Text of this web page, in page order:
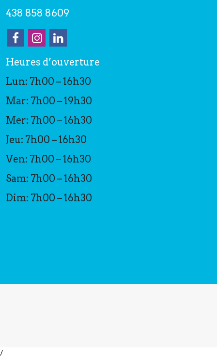
438 858 8609
Heures d’ouverture
Lun: 7h00 – 16h30
Mar: 7h00 – 19h30
Mer: 7h00 – 16h30
Jeu: 7h00 – 16h30
Ven: 7h00 – 16h30
Sam: 7h00 – 16h30
Dim: 7h00 – 16h30
/